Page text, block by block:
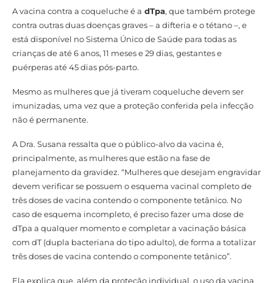
A vacina contra a coqueluche é a dTpa, que também protege
contra outras duas doenças graves – a difteria e o tétano –, e
está disponível no Sistema Único de Saúde para todas as
crianças de até 6 anos, 11 meses e 29 dias, gestantes e
puérperas até 45 dias pós-parto.
Mesmo as mulheres que já tiveram coqueluche devem ser
imunizadas, uma vez que a proteção conferida pela infecção
não é permanente.
A Dra. Susana ressalta que o público-alvo da vacina é,
principalmente, as mulheres que estão na fase de
planejamento da gravidez. “Mulheres que desejam engravidar
devem verificar se possuem o esquema vacinal completo de
três doses de vacina contendo o componente tetânico. No
caso de esquema incompleto, é preciso fazer uma dose de
dTpa a qualquer momento e completar a vacinação básica
com dT (dupla bacteriana do tipo adulto), de forma a totalizar
três doses de vacina contendo o componente tetânico”.
Ela explica que, além da proteção individual, o uso da vacina